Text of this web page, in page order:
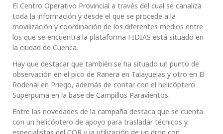
El Centro Operativo Provincial a través del cual se canaliza
toda la información y desde el que se procede a la
movilización y coordinación de los diferentes medios entre
los que se encuentra la plataforma FIDIAS está situado en
la ciudad de Cuenca.
Hay que destacar que también se ha situado un punto de
observación en el pico de Ranera en Talayuelas y otro en El
Rodenal en Priego, además de contar con el helicóptero
Superpuma en la base de Campillos Paravientos.
Entre las novedades de la campaña destaca que se cuenta
con un helicóptero de apoyo para trasladar técnicos y